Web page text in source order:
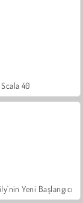
Scala 40
Yeni Başlangıcı